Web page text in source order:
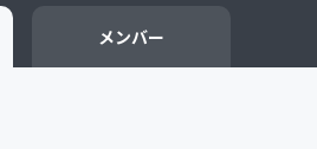
ビューティー・ヘルスケア
メンバー